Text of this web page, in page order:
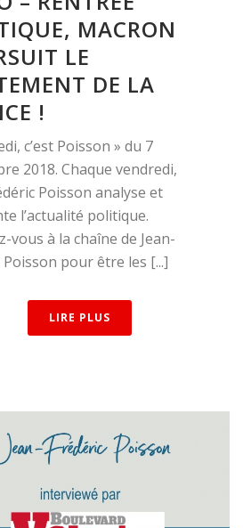
MACRON
LE
DE LA
!
c’est Poisson » du 7
2018. Chaque vendredi,
Poisson analyse et
l’actualité politique.
vous à la chaîne de Jean-
Poisson pour être les [...]
LIRE PLUS